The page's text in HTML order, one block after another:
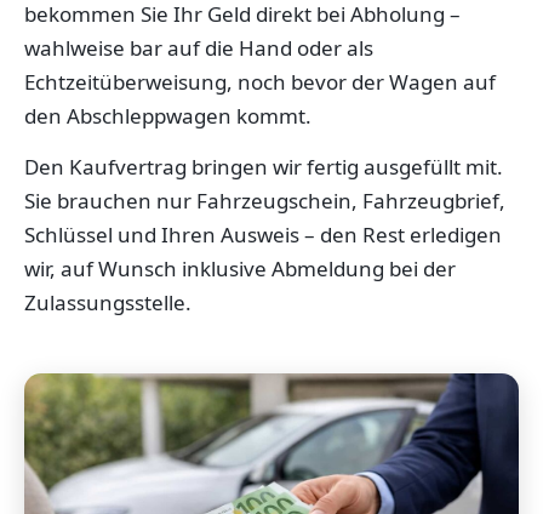
bekommen Sie Ihr Geld direkt bei Abholung –
wahlweise bar auf die Hand oder als
Echtzeitüberweisung, noch bevor der Wagen auf
den Abschleppwagen kommt.
Den Kaufvertrag bringen wir fertig ausgefüllt mit.
Sie brauchen nur Fahrzeugschein, Fahrzeugbrief,
Schlüssel und Ihren Ausweis – den Rest erledigen
wir, auf Wunsch inklusive Abmeldung bei der
Zulassungsstelle.